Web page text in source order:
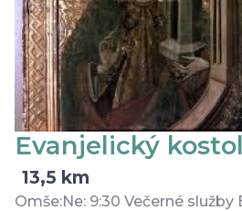
Evanjelický
13,5 km
Omše:Ne: 9:30 Večerné služby